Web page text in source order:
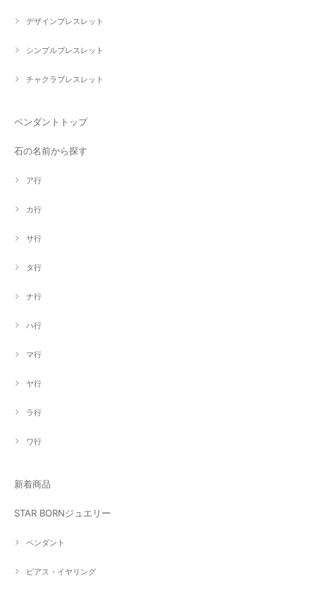
デザインブレスレット
シンプルブレスレット
チャクラブレスレット
ペンダントトップ
石の名前から探す
ア行
カ行
サ行
タ行
ナ行
ハ行
マ行
ヤ行
ラ行
ワ行
新着商品
STAR BORNジュエリー
ペンダント
ピアス・イヤリング